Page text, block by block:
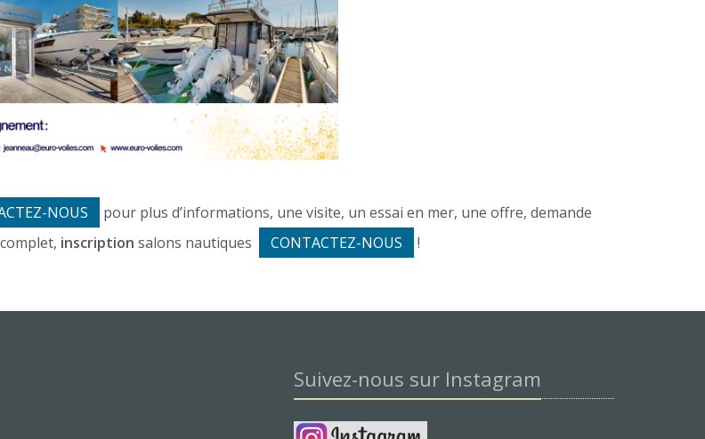
NOUS
pour plus d’informations, une visite, un essai en mer, une offre, demande
inscription salons nautiques CONTACTEZ-NOUS !
Suivez-nous sur Instagram